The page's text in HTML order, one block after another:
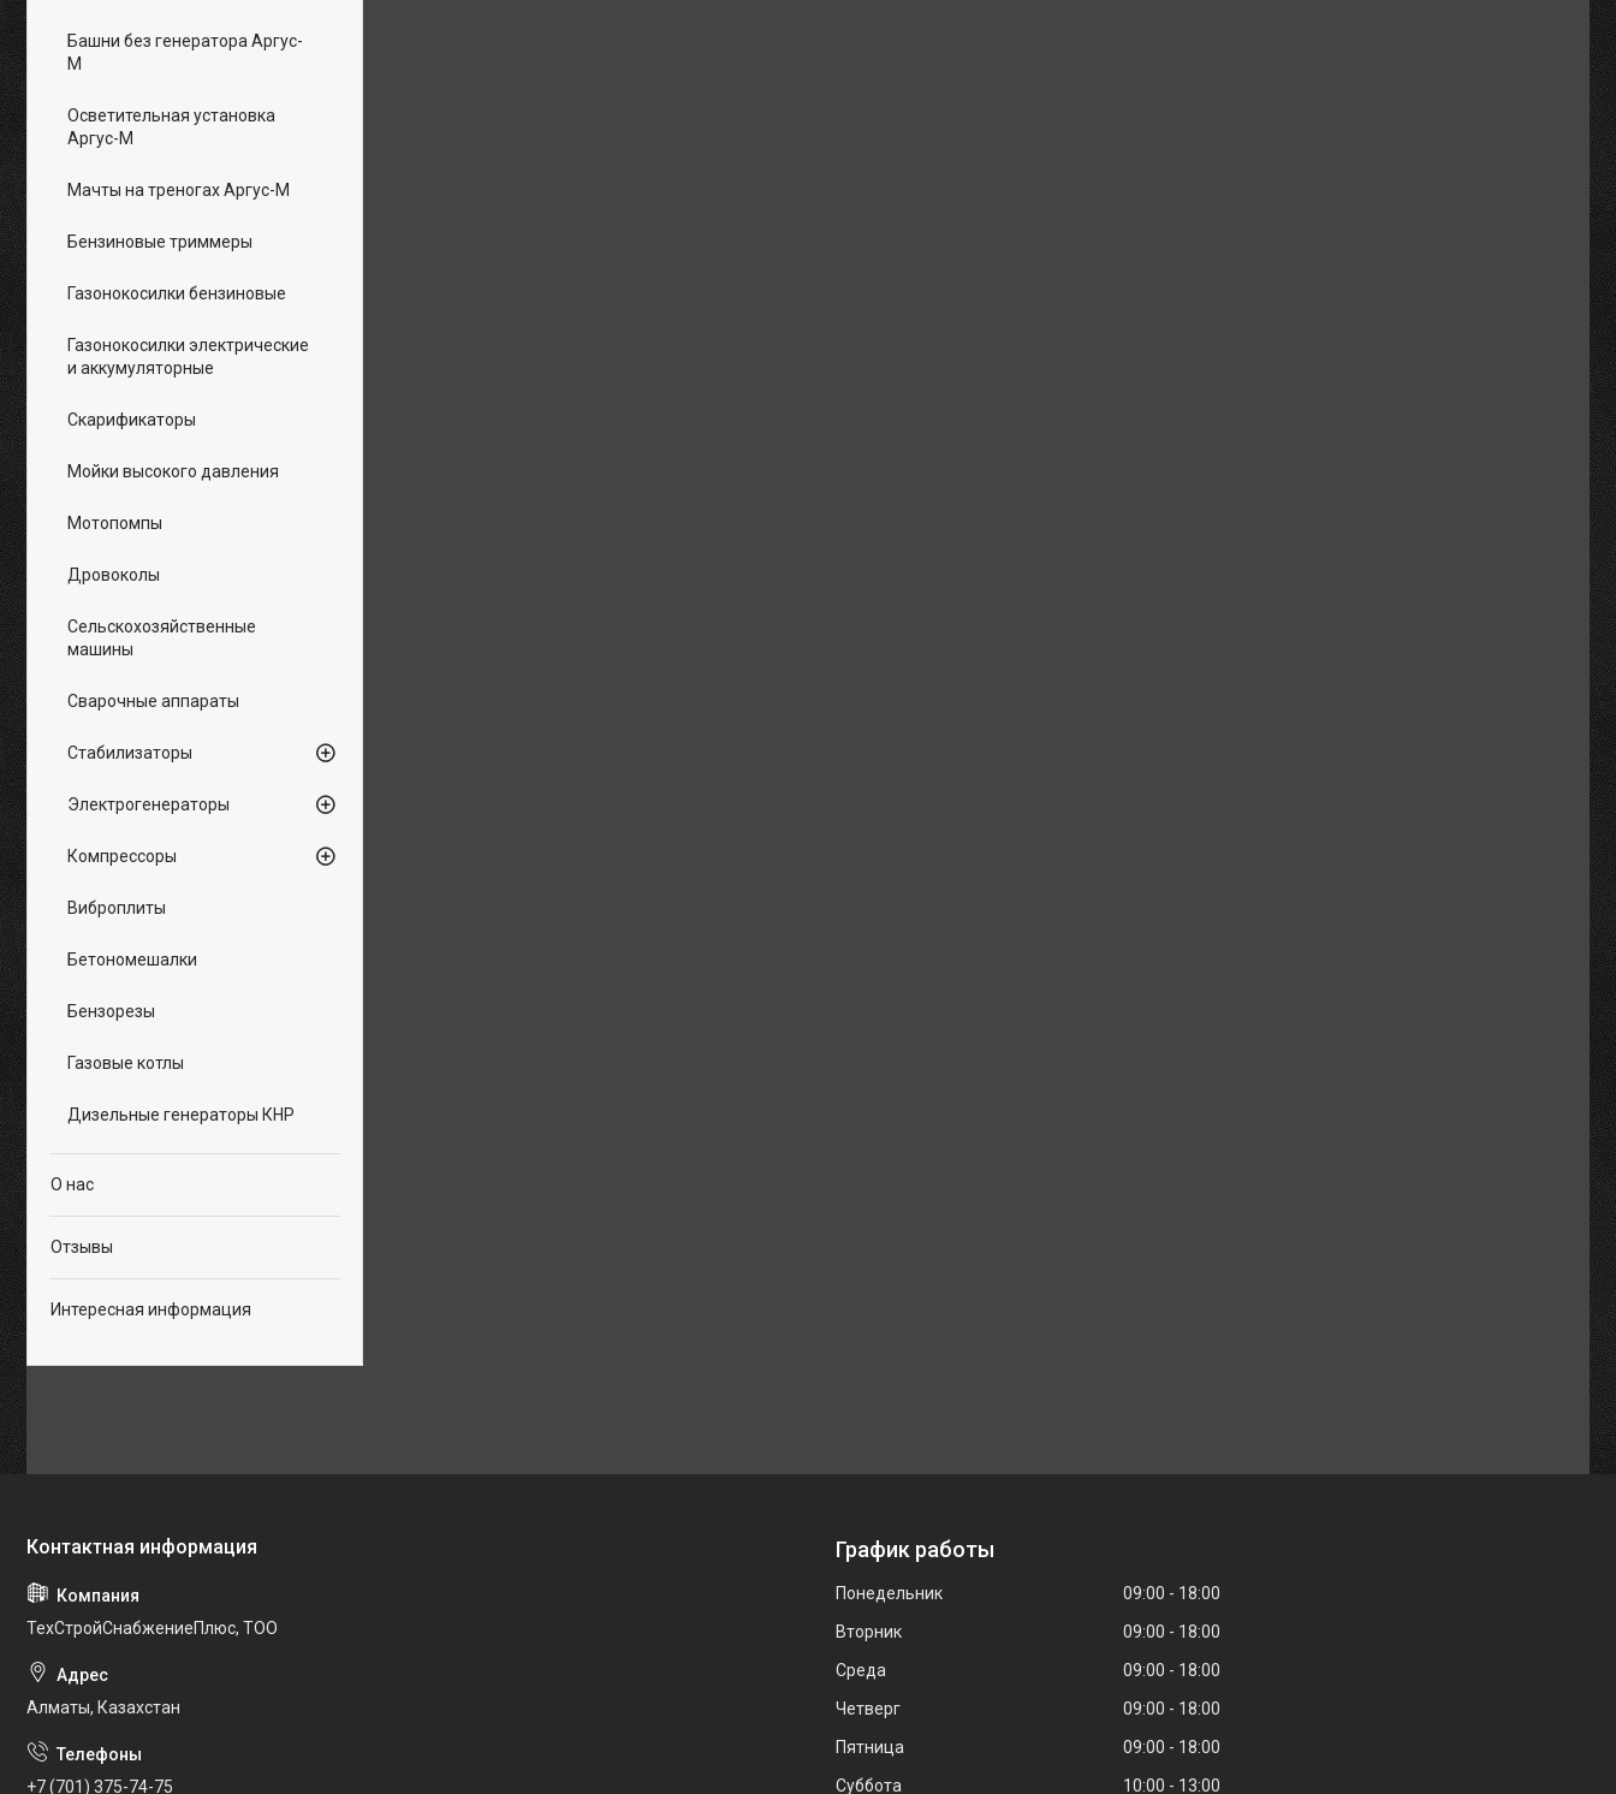
Башни без генератора Аргус-
М
Осветительная установка
Аргус-М
Мачты на треногах Аргус-М
Бензиновые триммеры
Газонокосилки бензиновые
Газонокосилки электрические
и аккумуляторные
Скарификаторы
Мойки высокого давления
Мотопомпы
Дровоколы
Сельскохозяйственные
машины
Сварочные аппараты
Стабилизаторы
Электрогенераторы
Компрессоры
Виброплиты
Бетономешалки
Бензорезы
Газовые котлы
Дизельные генераторы КНР
О нас
Отзывы
Интересная информация
ТехСтройСнабжениеПлюс, ТОО
Алматы, Казахстан
+7 (701) 375-74-75
График работы
Понедельник 09:00
18:00
Вторник
09:00
18:00
Среда
09:00
18:00
Четверг
09:00
18:00
Пятница
09:00
18:00
Суббота
10:00 13:00